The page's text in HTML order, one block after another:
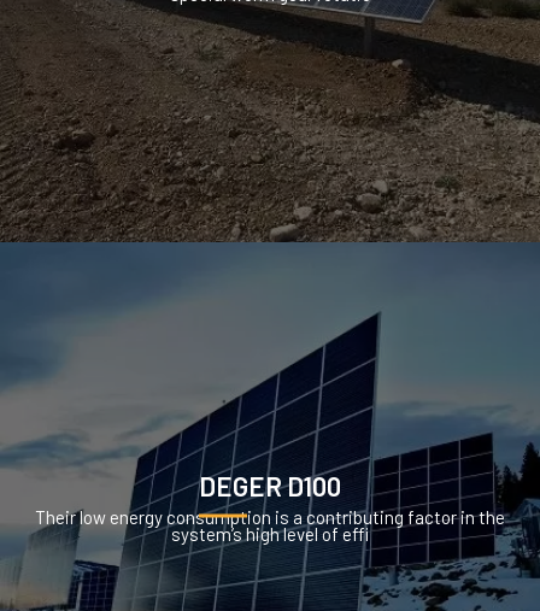
DEGER D100
Their low energy consumption is a contributing factor in the
system’s high level of effi